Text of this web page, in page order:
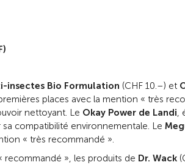
insectes Bio Formulation (CHF 10.–) et
places avec la mention « très
nettoyant. Le Okay Power de Landi,
compatibilité environnementale. Le
« très recommandé ».
recommandé », les produits de Dr. Wack